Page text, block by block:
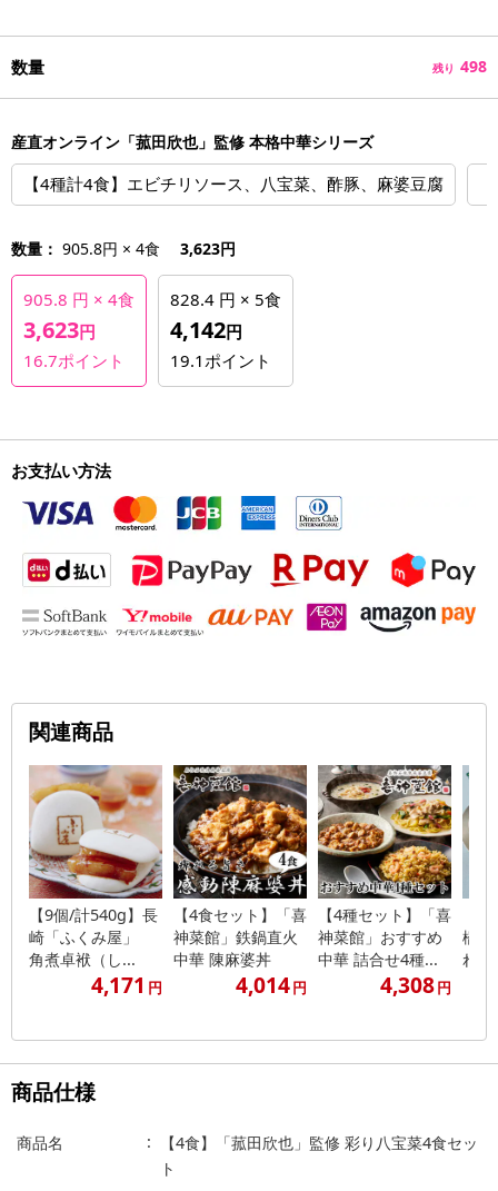
数量 残り 498
産直オンライン「菰田欣也」監修 本格中華シリーズ
【4種計4食】エビチリソース、八宝菜、酢豚、麻婆豆腐
数量： 905.8円 × 4食 3,623円
905.8 円 × 4食
3,623円
16.7ポイント
828.4 円 × 5食
4,142円
19.1ポイント
お支払い方法
関連商品
【9個/計540g】長
崎「ふくみ屋」
角煮卓袱（し...
4,171 円
【4食セット】「喜
神菜館」鉄鍋直火
中華 陳麻婆丼
4,014円
【4種セット】「喜
神菜館」おすすめ
中華 詰合せ4種...
4,308円
橋
れ姿
商品仕様
商品名
【4食】「菰田欣也」監修 彩り八宝菜4食セッ
ト